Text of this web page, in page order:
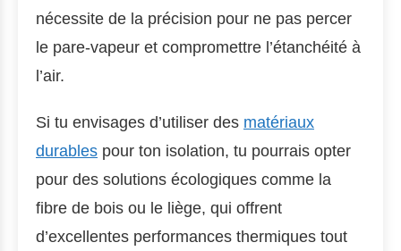
nécessite de la précision pour ne pas percer
le pare-vapeur et compromettre l’étanchéité à
l’air.
Si tu envisages d’utiliser des matériaux
durables pour ton isolation, tu pourrais opter
pour des solutions écologiques comme la
fibre de bois ou le liège, qui offrent
d’excellentes performances thermiques tout